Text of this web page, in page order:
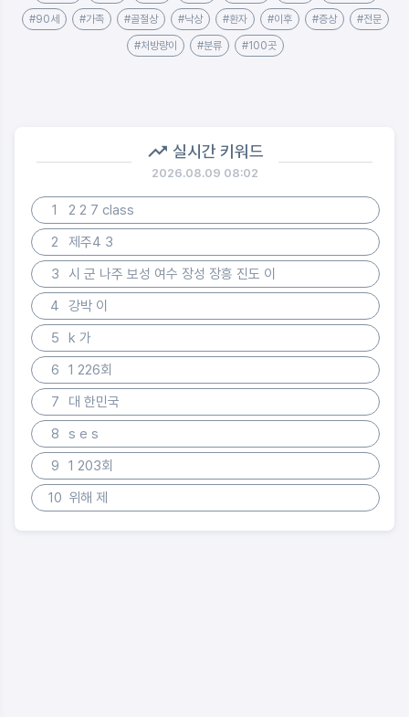
#90세 #가족 #골절상 #낙상 #환자 #이후 #증상 #전문
#처방량이 #분류 #100곳
실시간 키워드
2026.08.09 08:02
1
2 2 7 class
2
제주4 3
3
시 군 나주 보성 여수 장성 장흥 진도 이
4
강박 이
5
k 가
6
1 226회
7
대 한민국
8
s e s
9
1 203회
10 위해 제